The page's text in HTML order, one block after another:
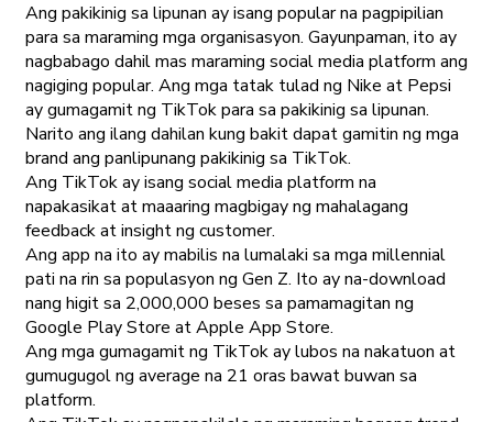
Ang pakikinig sa lipunan ay isang popular na pagpipilian
para sa maraming mga organisasyon. Gayunpaman, ito ay
nagbabago dahil mas maraming social media platform ang
nagiging popular. Ang mga tatak tulad ng Nike at Pepsi
ay gumagamit ng TikTok para sa pakikinig sa lipunan.
Narito ang ilang dahilan kung bakit dapat gamitin ng mga
brand ang panlipunang pakikinig sa TikTok.
Ang TikTok ay isang social media platform na
napakasikat at maaaring magbigay ng mahalagang
feedback at insight ng customer.
Ang app na ito ay mabilis na lumalaki sa mga millennial
pati na rin sa populasyon ng Gen Z. Ito ay na-download
nang higit sa 2,000,000 beses sa pamamagitan ng
Google Play Store at Apple App Store.
Ang mga gumagamit ng TikTok ay lubos na nakatuon at
gumugugol ng average na 21 oras bawat buwan sa
platform.